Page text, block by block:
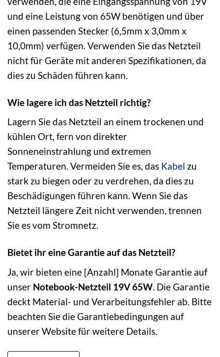
und eine Leistung von 65W benötigen und über
einen passenden Stecker (6,5mm x 3,0mm x
10,0mm) verfügen. Verwenden Sie das Netzteil
nicht für Geräte mit anderen Spezifikationen, da
dies zu Schäden führen kann.
Wie lagere ich das Netzteil richtig?
Lagern Sie das Netzteil an einem trockenen und
kühlen Ort, fern von direkter
Sonneneinstrahlung und extremen
Temperaturen. Vermeiden Sie es, das Kabel zu
stark zu biegen oder zu verdrehen, da dies zu
Beschädigungen führen kann. Wenn Sie das
Netzteil längere Zeit nicht verwenden, trennen
Sie es vom Stromnetz.
Bietet ihr eine Garantie auf das Netzteil?
Ja, wir bieten eine [Anzahl] Monate Garantie auf
unser Notebook-Netzteil 19V 65W. Die Garantie
deckt Material- und Verarbeitungsfehler ab. Bitte
beachten Sie die Garantiebedingungen auf
unserer Website für weitere Details.